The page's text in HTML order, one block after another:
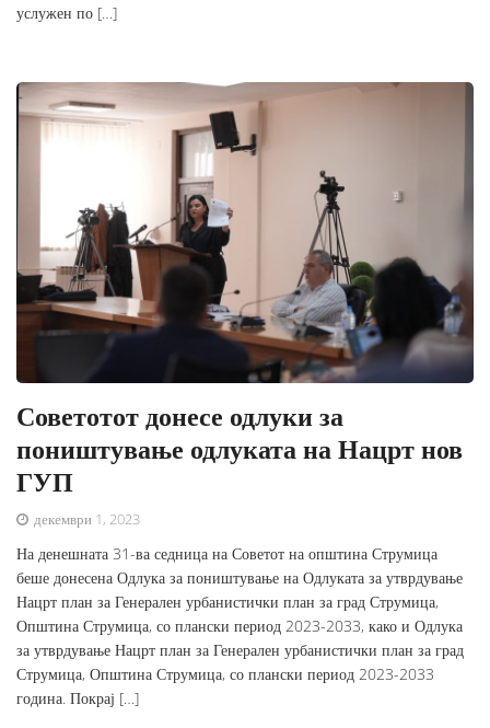
услужен по […]
Советотот донесе одлуки за
поништување одлуката на Нацрт нов
ГУП
декември 1, 2023
На денешната 31-ва седница на Советот на општина Струмица
беше донесена Одлука за поништување на Одлуката за утврдување
Нацрт план за Генерален урбанистички план за град Струмица,
Општина Струмица, со плански период 2023-2033, како и Одлука
за утврдување Нацрт план за Генерален урбанистички план за град
Струмица, Општина Струмица, со плански период 2023-2033
година. Покрај […]